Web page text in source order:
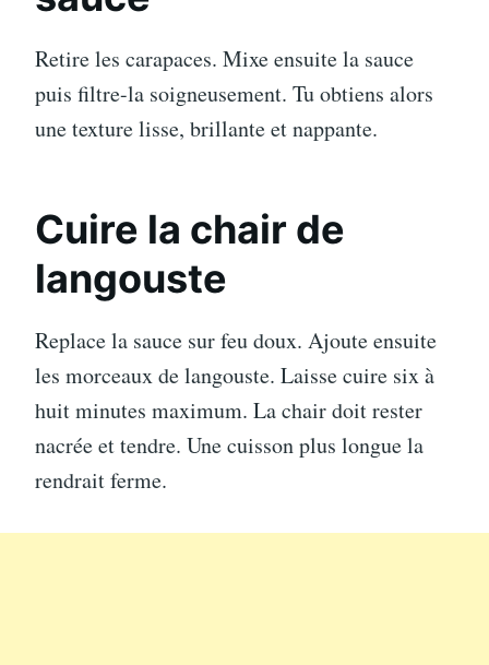
Retire les carapaces. Mixe ensuite la sauce
puis filtre-la soigneusement. Tu obtiens alors
une texture lisse, brillante et nappante.
Cuire la chair de
langouste
Replace la sauce sur feu doux. Ajoute ensuite
les morceaux de langouste. Laisse cuire six à
huit minutes maximum. La chair doit rester
nacrée et tendre. Une cuisson plus longue la
rendrait ferme.